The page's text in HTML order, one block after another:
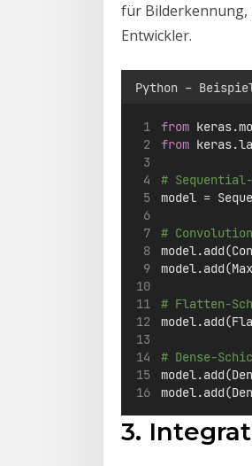
für Bilderkennung,
Entwickler.
Python –
from
from
#
model =
#
# Flatten-
# Dense-
3.